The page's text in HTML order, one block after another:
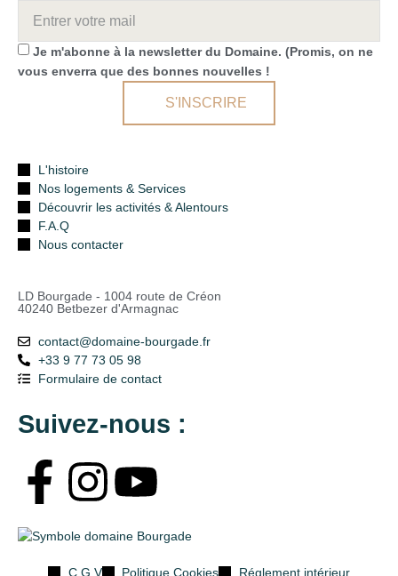
Je m'abonne à la newsletter du Domaine. (Promis, on ne
vous enverra que des bonnes nouvelles !
S'INSCRIRE
L'histoire
Nos logements & Services
Découvrir les activités & Alentours
F.A.Q
Nous contacter
LD Bourgade - 1004 route de Créon
40240 Betbezer d'Armagnac
contact@domaine-bourgade.fr
+33 9 77 73 05 98
Formulaire de contact
Suivez-nous :
C.G.V Politique Cookies Réglement intérieur